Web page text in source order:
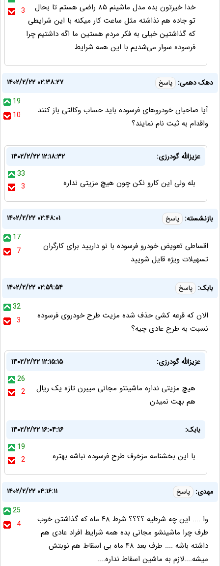
3
خدا خیرتون بده مدل ماشینم ۸۵ راضی هستم تا بحال
تو جاده هم نذاشته مثل ساعت کار میکنه با این شرایطی
که گذاشتین خیلی به فکر مردم هستین ما اگه داشتیم چرا
فرسوده سوار می‌شدیم با این همه شرایط
دهک دهمی: پاسخ
۱۴۰۲/۲/۲۲ ۰۲:۳۸:۲۷
19
10
آیا صاحبان خودروهای فرسوده باید حساب وکالتی باز کنند
واقدام به ثبت نام نمایند؟
عزیزالله گودرزی:
۱۴۰۲/۲/۲۲ ۱۲:۱۸:۳۲
33
3
بله ولی این کارو نکن چون هیچ مزیتی نداره
بازنشسته: پاسخ
۱۴۰۲/۲/۲۲ ۰۲:۴۸:۰۱
17
7
اقساطی تعویض خودرو فرسوده با نو داریید برای کارگران
تسهیلات ویژه قایل شویید
بابک: پاسخ
۱۴۰۲/۲/۲۲ ۰۲:۵۹:۵۴
32
3
الان که قرعه کشی حذف شده مزیت طرح خودروی فرسوده
نسبت به طرح عادی چیه؟
عزیزالله گودرزی:
۱۴۰۲/۲/۲۲ ۱۲:۱۵:۱۵
26
2
هیچ مزیتی نداره ماشینتو مجانی میبرن تازه یک ریال
هم بهت نمیدن
بابک:
۱۴۰۲/۲/۲۲ ۱۶:۰۴:۱۶
19
2
با این بخشنامه مزخرف طرح فرسوده نباشه بهتره
مهدی: پاسخ
۱۴۰۲/۲/۲۲ ۰۴:۱۶:۱۱
25
4
وا .... این چه شرطیه ؟؟؟؟ شرط ۴۸ ماه که گذاشتن خوب
طرف چرا ماشینشو مجانی بده همه شرایط افراد عادی هم
داشته باشه .... طرف بعد ۴۸ ماه بی اسقاط هم نوبتش
میشه....لازم به ماشین اسقاط نداره....